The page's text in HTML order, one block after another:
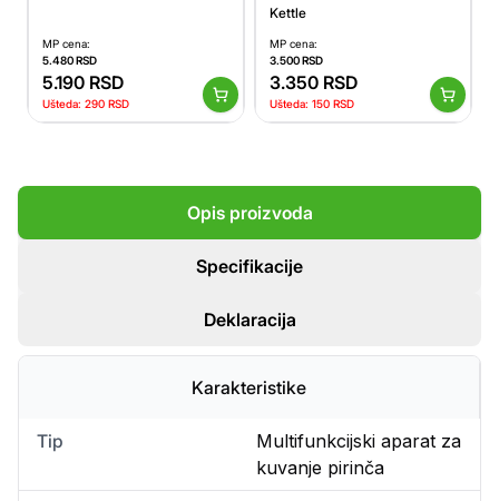
MP cena:
5.480RSD
5.190 RSD
Ušteda: 290 RSD
Kettle
MP cena:
3.500RSD
3.350 RSD
Ušteda: 150 RSD
Opis proizvoda
Specifikacije
Deklaracija
Karakteristike
Tip
Multifunkcijski aparat za
kuvanje pirinča